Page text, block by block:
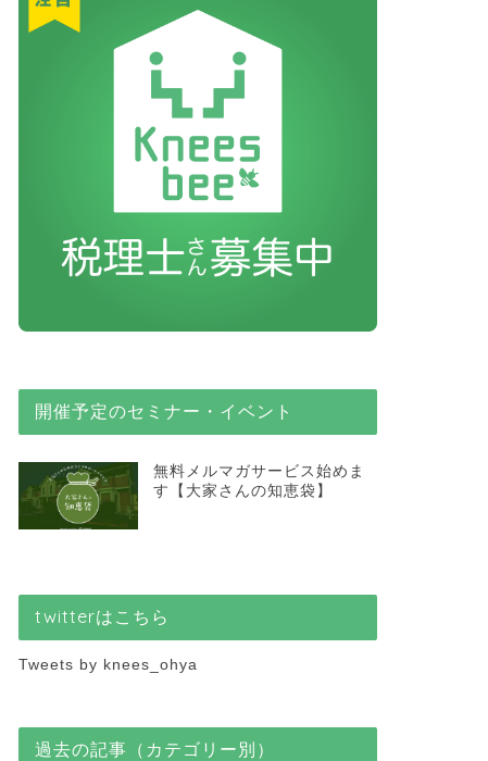
開催予定のセミナー・イベント
無料メルマガサービス始めま
す【大家さんの知恵袋】
twitterはこちら
Tweets by knees_ohya
過去の記事（カテゴリー別）